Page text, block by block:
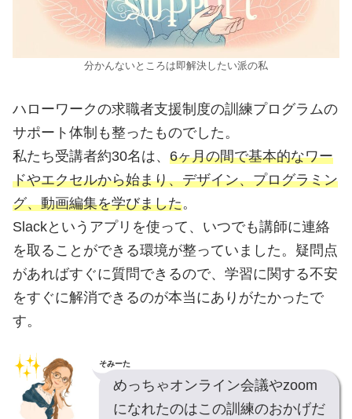
分かんないところは即解決したい派の私
ハローワークの求職者支援制度の訓練プログラムの
サポート体制も整ったものでした。
私たち受講者約30名は、 6ヶ月の間で基本的なワー
ドやエクセルから始まり、デザイン、プログラミン
グ、動画編集を学びました。
Slackというアプリを使って、いつでも講師に連絡
を取ることができる環境が整っていました。疑問点
があればすぐに質問できるので、学習に関する不安
をすぐに解消できるのが本当にありがたかったで
す。
そみーた
めっちゃオンライン会議やzoom
になれたのはこの訓練のおかげだ